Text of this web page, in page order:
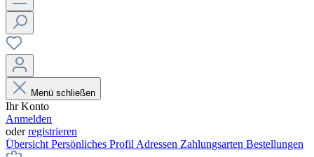
Menü schließen
Ihr Konto
Anmelden
oderregistrieren
Übersicht Persönliches Profil Adressen Zahlungsarten Bestellungen